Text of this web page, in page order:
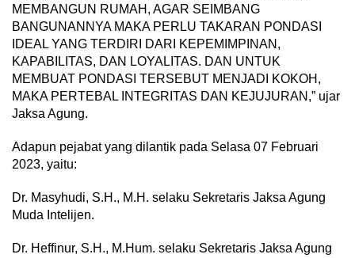
MEMBANGUN RUMAH, AGAR SEIMBANG
BANGUNANNYA MAKA PERLU TAKARAN PONDASI
IDEAL YANG TERDIRI DARI KEPEMIMPINAN,
KAPABILITAS, DAN LOYALITAS. DAN UNTUK
MEMBUAT PONDASI TERSEBUT MENJADI KOKOH,
MAKA PERTEBAL INTEGRITAS DAN KEJUJURAN,” ujar
Jaksa Agung.
Adapun pejabat yang dilantik pada Selasa 07 Februari
2023, yaitu:
Dr. Masyhudi, S.H., M.H. selaku Sekretaris Jaksa Agung
Muda Intelijen.
Dr. Heffinur, S.H., M.Hum. selaku Sekretaris Jaksa Agung